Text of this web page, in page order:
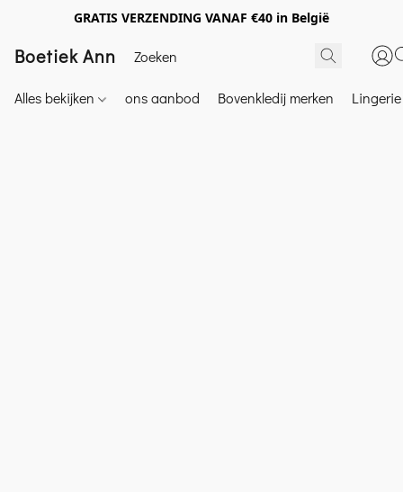
GRATIS VERZENDING VANAF €40 in België
Boetiek Ann
Alles bekijken ons aanbod Bovenkledij merken